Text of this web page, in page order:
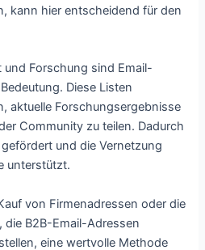
kann hier entscheidend für den
Forschung sind Email-
Diese Listen
aktuelle Forschungsergebnisse
Community zu teilen. Dadurch
und die Vernetzung
unterstützt.
von Firmenadressen oder die
B2B-Email-Adressen
eine wertvolle Methode